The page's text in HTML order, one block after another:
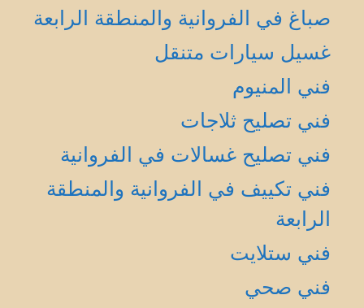
صباغ في الفروانية والمنطقة الرابعة
غسيل سيارات متنقل
فني المنيوم
فني تصليح ثلاجات
فني تصليح غسالات في الفروانية
فني تكييف في الفروانية والمنطقة
الرابعة
فني ستلايت
فني صحي